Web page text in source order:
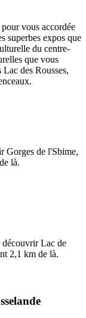
vous accordée
superbes expos que
du centre-
que vous
des Rousses,
Gorges de l'Sbime,
là.
Lac de
2,1 km de là.